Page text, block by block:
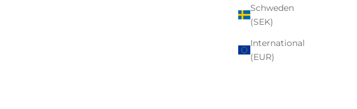
Schweden
(SEK)
International
(EUR)